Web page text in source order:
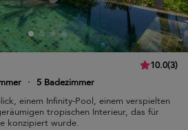
10.0(3)
·
5 Badezimmer
einem Infinity-Pool, einem verspielten
tropischen Interieur, das für
konzipiert wurde.